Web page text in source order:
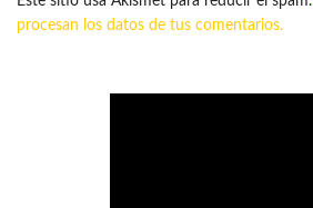
procesan los datos de tus comentarios.